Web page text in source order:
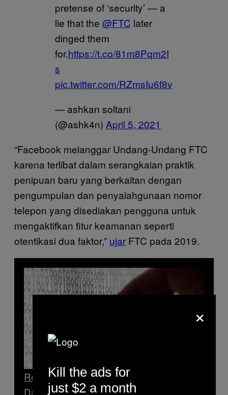
pretense of ‘security’ — a
lie that the @FTC later
dinged them
for.https://t.co/81m8Pqm2I
s
pic.twitter.com/RZmsIu6f8v
— ashkan soltani
(@ashk4n) April 5, 2021
“Facebook melanggar Undang-Undang FTC
karena terlibat dalam serangkaian praktik
penipuan baru yang berkaitan dengan
pengumpulan dan penyalahgunaan nomor
telepon yang disediakan pengguna untuk
mengaktifkan fitur keamanan seperti
otentikasi dua faktor,” ujar FTC pada 2019.
Read Next
Data Pengguna Tokopedia Bocor di
×
Kill the ads for
just $2 a month